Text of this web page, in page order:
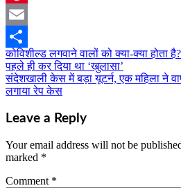
Pinterest
Email
Share
Post
navigation
कोविशील्ड लगवाने वालों को क्या-क्या होता
पहले ही कर दिया था ‘खुलासा’
संदेशखाली केस में बड़ा यूटर्न, एक महिला ने
लगाया रेप केस
Leave a Reply
Your email address will not be
marked *
Comment *